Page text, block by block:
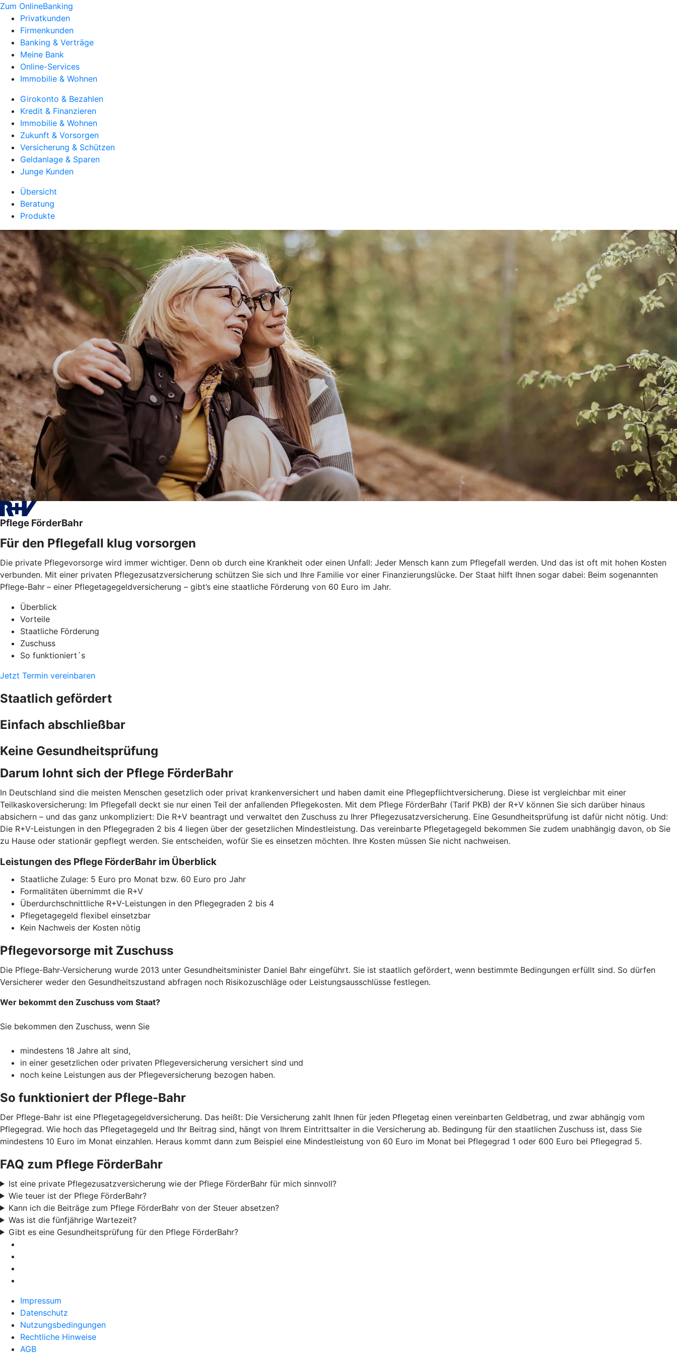
Zum OnlineBanking
Privatkunden
Firmenkunden
Banking & Verträge
Meine Bank
Online-Services
Immobilie & Wohnen
Girokonto & Bezahlen
Kredit & Finanzieren
Immobilie & Wohnen
Zukunft & Vorsorgen
Versicherung & Schützen
Geldanlage & Sparen
Junge Kunden
Übersicht
Beratung
Produkte
Pflege FörderBahr
Für den Pflegefall klug vorsorgen
Die private Pflegevorsorge wird immer wichtiger. Denn ob durch eine Krankheit oder einen Unfall: Jeder Mensch kann zum Pflegefall werden. Und das ist oft mit hohen Kosten
verbunden. Mit einer privaten Pflegezusatzversicherung schützen Sie sich und Ihre Familie vor einer Finanzierungslücke. Der Staat hilft Ihnen sogar dabei: Beim sogenannten
Pflege-Bahr – einer Pflegetagegeldversicherung – gibt’s eine staatliche Förderung von 60 Euro im Jahr.
Überblick
Vorteile
Staatliche Förderung
Zuschuss
So funktioniert´s
Jetzt Termin vereinbaren
Staatlich gefördert
Einfach abschließbar
Keine Gesundheitsprüfung
Darum lohnt sich der Pflege FörderBahr
In Deutschland sind die meisten Menschen gesetzlich oder privat krankenversichert und haben damit eine Pflegepflichtversicherung. Diese ist vergleichbar mit einer
Teilkaskoversicherung: Im Pflegefall deckt sie nur einen Teil der anfallenden Pflegekosten. Mit dem Pflege FörderBahr (Tarif PKB) der R+V können Sie sich darüber hinaus
absichern – und das ganz unkompliziert: Die R+V beantragt und verwaltet den Zuschuss zu Ihrer Pflegezusatzversicherung. Eine Gesundheitsprüfung ist dafür nicht nötig. Und:
Die R+V-Leistungen in den Pflegegraden 2 bis 4 liegen über der gesetzlichen Mindestleistung. Das vereinbarte Pflegetagegeld bekommen Sie zudem unabhängig davon, ob Sie
zu Hause oder stationär gepflegt werden. Sie entscheiden, wofür Sie es einsetzen möchten. Ihre Kosten müssen Sie nicht nachweisen.
Leistungen des Pflege FörderBahr im Überblick
Staatliche Zulage: 5 Euro pro Monat bzw. 60 Euro pro Jahr
Formalitäten übernimmt die R+V
Überdurchschnittliche R+V-Leistungen in den Pflegegraden 2 bis 4
Pflegetagegeld flexibel einsetzbar
Kein Nachweis der Kosten nötig
Pflegevorsorge mit Zuschuss
Die Pflege-Bahr-Versicherung wurde 2013 unter Gesundheitsminister Daniel Bahr eingeführt. Sie ist staatlich gefördert, wenn bestimmte Bedingungen erfüllt sind. So dürfen
Versicherer weder den Gesundheitszustand abfragen noch Risikozuschläge oder Leistungsausschlüsse festlegen.
Wer bekommt den Zuschuss vom Staat?
Sie bekommen den Zuschuss, wenn Sie
mindestens 18 Jahre alt sind,
in einer gesetzlichen oder privaten Pflegeversicherung versichert sind und
noch keine Leistungen aus der Pflegeversicherung bezogen haben.
So funktioniert der Pflege-Bahr
Der Pflege-Bahr ist eine Pflegetagegeldversicherung. Das heißt: Die Versicherung zahlt Ihnen für jeden Pflegetag einen vereinbarten Geldbetrag, und zwar abhängig vom
Pflegegrad. Wie hoch das Pflegetagegeld und Ihr Beitrag sind, hängt von Ihrem Eintrittsalter in die Versicherung ab. Bedingung für den staatlichen Zuschuss ist, dass Sie
mindestens 10 Euro im Monat einzahlen. Heraus kommt dann zum Beispiel eine Mindestleistung von 60 Euro im Monat bei Pflegegrad 1 oder 600 Euro bei Pflegegrad 5.
FAQ zum Pflege FörderBahr
Ist eine private Pflegezusatzversicherung wie der Pflege FörderBahr für mich sinnvoll?
Wie teuer ist der Pflege FörderBahr?
Kann ich die Beiträge zum Pflege FörderBahr von der Steuer absetzen?
Was ist die fünfjährige Wartezeit?
Gibt es eine Gesundheitsprüfung für den Pflege FörderBahr?
Impressum
Datenschutz
Nutzungsbedingungen
Rechtliche Hinweise
AGB